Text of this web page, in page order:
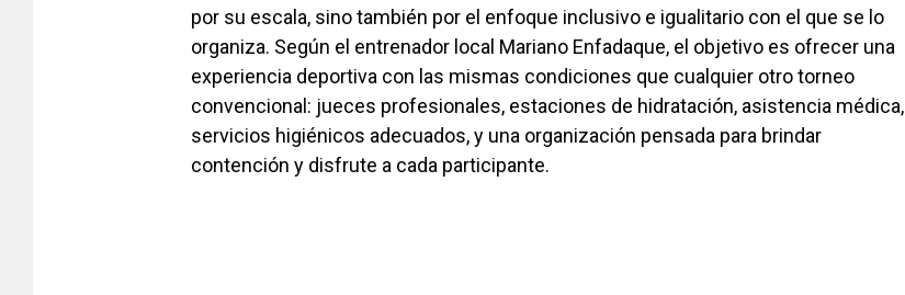
por su escala, sino también por el enfoque inclusivo e igualitario con el que se lo
organiza. Según el entrenador local Mariano Enfadaque, el objetivo es ofrecer una
experiencia deportiva con las mismas condiciones que cualquier otro torneo
convencional: jueces profesionales, estaciones de hidratación, asistencia médica,
servicios higiénicos adecuados, y una organización pensada para brindar
contención y disfrute a cada participante.